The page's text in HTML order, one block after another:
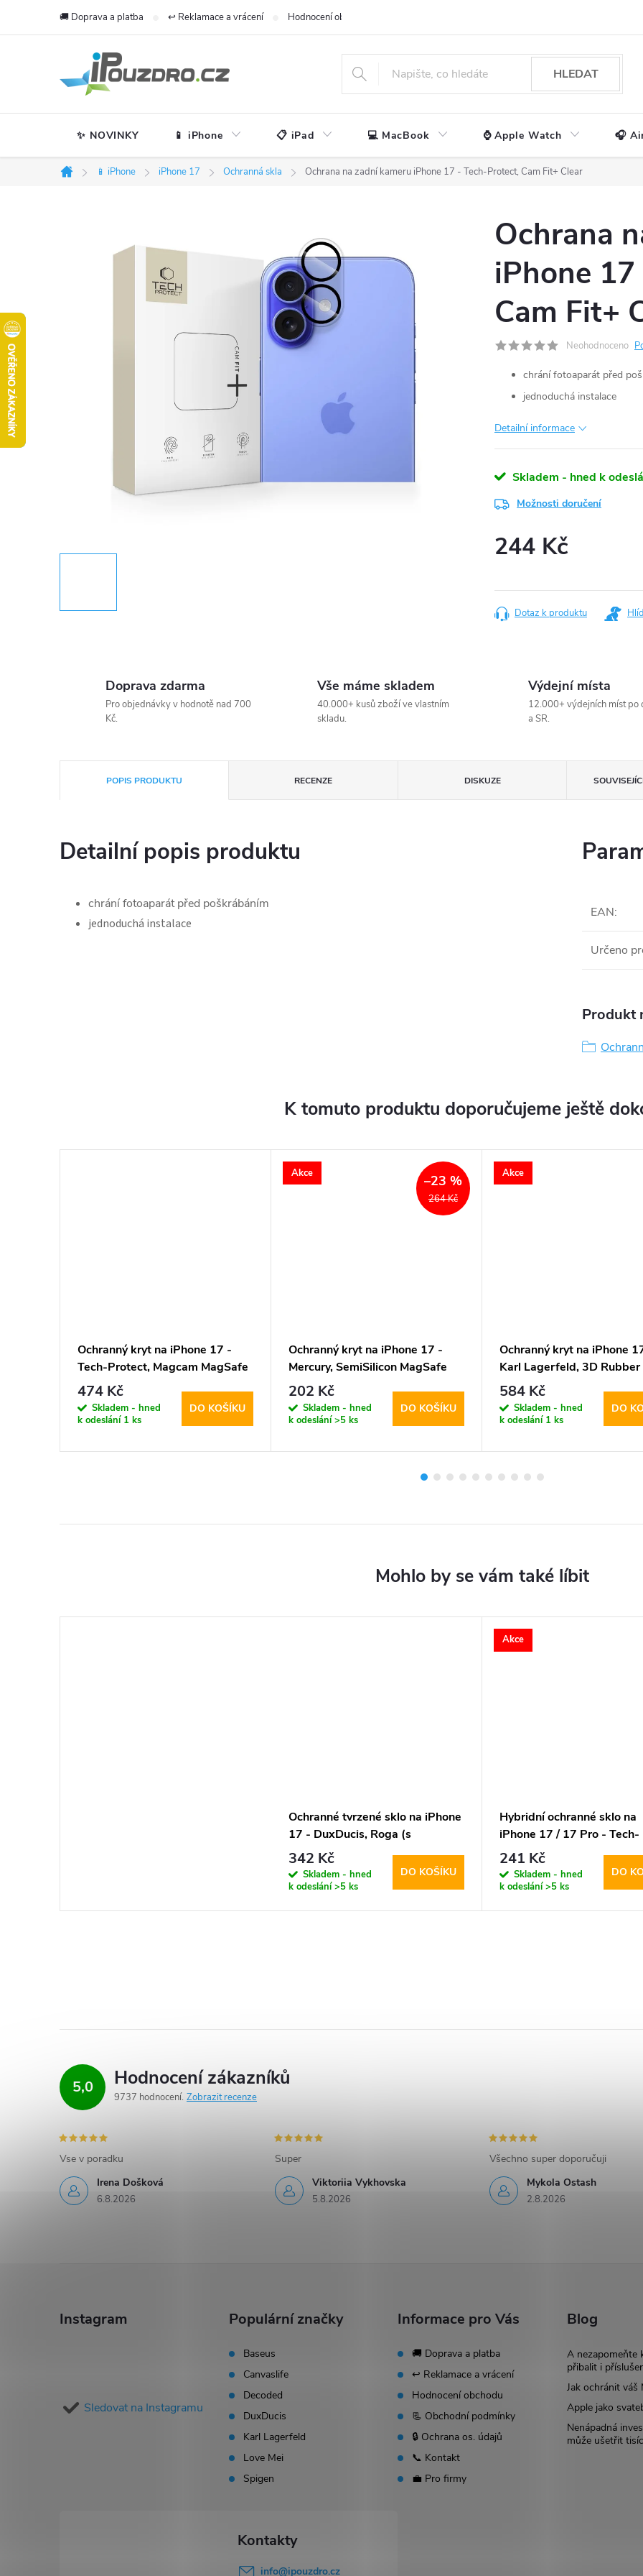
🚚 Doprava a platba ↩️ Reklamace a vrácení Hodnocení obchodu
HLEDAT
✨ NOVINKY 📱 iPhone 📋 iPad 💻 MacBook ⌚ Apple Watch 🎧
Domů
📱 iPhone iPhone 17 Ochranná skla Ochrana na zadní kameru iPhone 17 - Tech-Protect, Cam Fit+ Clear
Ochrana
iPhone
Cam Fit+
Neohodnoceno
chrání fotoaparát před
jednoduchá instalace
Detailní informace
Skladem - hned k
Možnosti doručení
244 Kč
Dotaz k produktu
Doprava zdarma
Pro objednávky v hodnotě nad 700
Kč.
Vše máme skladem
40.000+ kusů zboží ve vlastním
skladu.
Výdejní místa
12.000+ výdejních míst po
a SR.
POPIS PRODUKTU RECENZE DISKUZE
Detailní popis produktu
chrání fotoaparát před poškrábáním
jednoduchá instalace
EAN:
Určeno
Produkt
K tomuto produktu doporučujeme ještě
Ochranný kryt na iPhone 17 -
Tech-Protect, Magcam MagSafe
Matte Black
474 Kč
Skladem - hned
k odeslání 1 ks
DO KOŠÍKU
Akce
264 Kč
–23 %
Ochranný kryt na iPhone 17 -
Mercury, SemiSilicon MagSafe
Sierra
202 Kč
Skladem - hned
k odeslání>5 ks
DO KOŠÍKU
Akce
Ochranný kryt na iPhone
Karl Lagerfeld, 3D Rubber
and Choupette Black
584 Kč
Skladem - hned
k odeslání 1 ks
DO
Ochranné tvrzené sklo na iPhone
17 - DuxDucis, Roga (s
instalačním rámečkem)
342 Kč
Skladem - hned
k odeslání>5 ks
DO KOŠÍKU
Akce
Hybridní ochranné sklo na
iPhone 17 / 17 Pro - Tech-
Protect, Glass Fit+ Clear
241 Kč
Skladem - hned
k odeslání>5 ks
DO
5,0 Hodnocení zákazníků
9737 hodnocení Zobrazit recenze
Irena Došková
6.8.2026
Vse v poradku
Viktoriia Vykhovska
5.8.2026
Super
Mykola Ostash
2.8.2026
Všechno super doporučuji
Instagram
Sledovat na Instagramu
Populární značky
Baseus
Canvaslife
Decoded
DuxDucis
Karl Lagerfeld
Love Mei
Spigen
Informace pro Vás
🚚 Doprava a platba
↩️ Reklamace a vrácení
Hodnocení obchodu
📃 Obchodní podmínky
🔒 Ochrana os. údajů
📞 Kontakt
💼 Pro firmy
Blog
A nezapomeňte
přibalit i
Jak ochránit váš
Apple jako
Nenápadná
může ušetřit
info@ipouzdro.cz